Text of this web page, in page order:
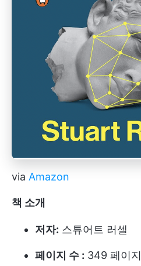
via Amazon
책 소개
저자: 스튜어트 러셀
페이지 수 : 349 페이지